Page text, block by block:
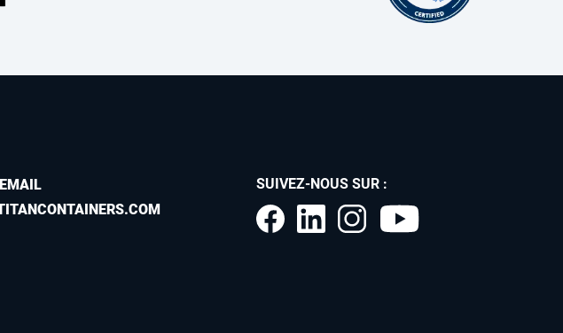
EMAIL
SUIVEZ-NOUS SUR :